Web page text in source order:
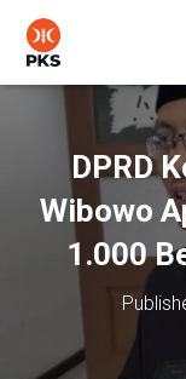
DPRD
Wibowo
1.000